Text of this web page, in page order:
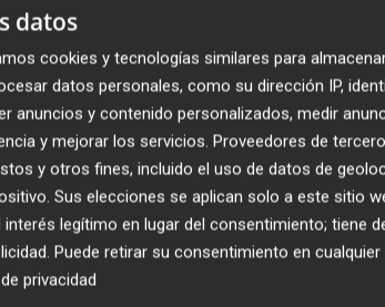
primera Supercopa de España para
denominaciones), el equipo de Duda
en Cartagena. En este equipo, Mellado se
por Jimbee Cartagena, el cierre atiende
derbi. En la temporada llevamos varios
año pasado. Tenemos muchas ganas de
datos
cookies y tecnologías similares para
datos personales, como su dirección IP,
anuncios y contenido personalizados, medir
y mejorar los servicios. Proveedores de
y otros fines, incluido el uso de datos de
Sus elecciones se aplican solo a este sitio
legítimo en lugar del consentimiento; tiene
. Puede retirar su consentimiento en
privacidad